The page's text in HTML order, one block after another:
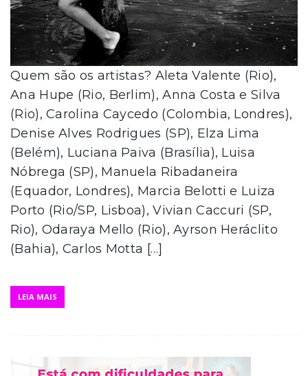
Quem são os artistas? Aleta Valente (Rio),
Ana Hupe (Rio, Berlim), Anna Costa e Silva
(Rio), Carolina Caycedo (Colombia, Londres),
Denise Alves Rodrigues (SP), Elza Lima
(Belém), Luciana Paiva (Brasília), Luisa
Nóbrega (SP), Manuela Ribadaneira
(Equador, Londres), Marcia Belotti e Luiza
Porto (Rio/SP, Lisboa), Vivian Caccuri (SP,
Rio), Odaraya Mello (Rio), Ayrson Heráclito
(Bahia), Carlos Motta […]
LEIA MAIS